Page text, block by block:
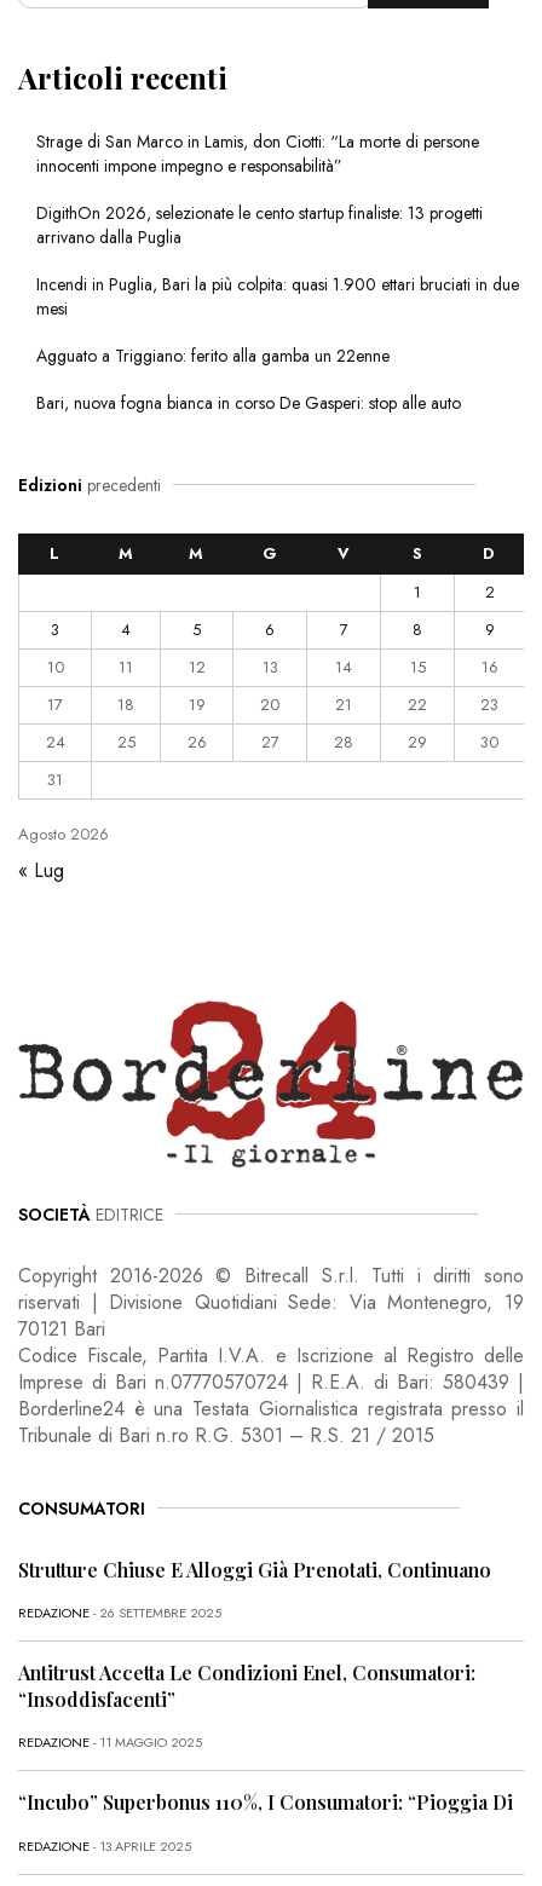
Articoli recenti
Strage di San Marco in Lamis, don Ciotti: “La morte di persone
innocenti impone impegno e responsabilità”
DigithOn 2026, selezionate le cento startup finaliste: 13 progetti
arrivano dalla Puglia
Incendi in Puglia, Bari la più colpita: quasi 1.900 ettari bruciati in due
mesi
Agguato a Triggiano: ferito alla gamba un 22enne
Bari, nuova fogna bianca in corso De Gasperi: stop alle auto
Edizioni precedenti
Agosto 2026
L M M G V S
D
1
2
3
4 5 6 7 8
9
10
11 12 13 14 15
16
17
18 19 20 21 22
23
24
25 26 27 28 29
30
31
« Lug
SOCIETÀ EDITRICE
Copyright 2016-2026 © Bitrecall S.r.l. Tutti i diritti sono
riservati | Divisione Quotidiani Sede: Via Montenegro, 19
70121 Bari
Codice Fiscale, Partita I.V.A. e Iscrizione al Registro delle
Imprese di Bari n.07770570724 | R.E.A. di Bari: 580439 |
Borderline24 è una Testata Giornalistica registrata presso il
Tribunale di Bari n.ro R.G. 5301 – R.S. 21 / 2015
CONSUMATORI
Strutture Chiuse E Alloggi Già Prenotati, Continuano
REDAZIONE- 26 SETTEMBRE 2025
Antitrust Accetta Le Condizioni Enel, Consumatori:
“Insoddisfacenti”
REDAZIONE- 11 MAGGIO 2025
“Incubo” Superbonus 110%, I Consumatori: “Pioggia Di
REDAZIONE- 13 APRILE 2025